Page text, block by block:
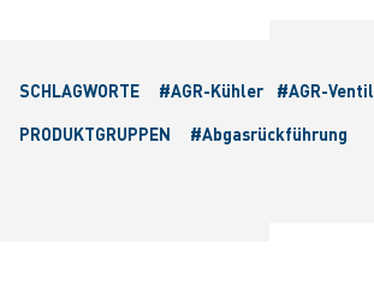
SCHLAGWORTE #AGR-Kühler
#AGR-Ventil
PRODUKTGRUPPEN
#Abgasrückführung